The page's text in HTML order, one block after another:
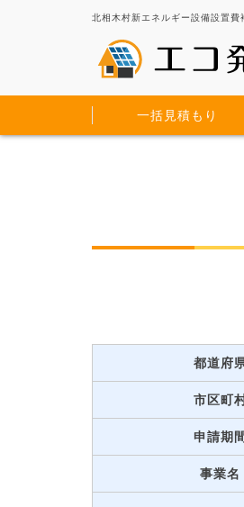
北相木村新エネルギー設備設置
一括見積もり
都道府
市区町
申請期間
事業名